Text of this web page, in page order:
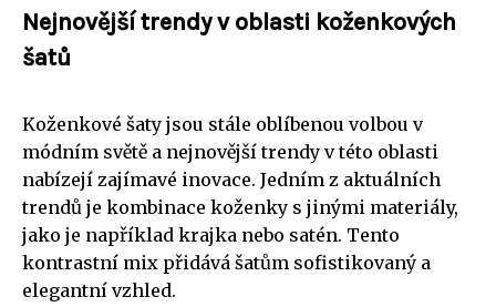
Nejnovější trendy v oblasti koženkových
šatů
Koženkové šaty jsou stále oblíbenou volbou v
módním světě a nejnovější trendy v této oblasti
nabízejí zajímavé inovace. Jedním z aktuálních
trendů je kombinace koženky s jinými materiály,
jako je například krajka nebo satén. Tento
kontrastní mix přidává šatům sofistikovaný a
elegantní vzhled.